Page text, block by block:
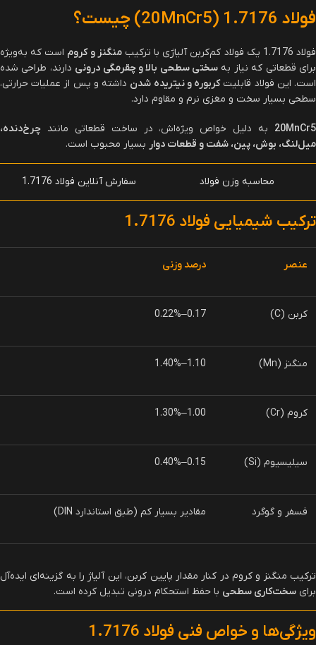
فولاد 1.7176 (20MnCr5) چیست؟
فولاد 1.7176 یک فولاد کم‌کربن آلیاژی با ترکیب منگنز و کروم است که به‌ویژه
برای قطعاتی که نیاز به سختی سطحی بالا و چقرمگی درونی دارند، طراحی شده
است. این فولاد قابلیتکربوره و نیتریده شدن داشته و پس از عملیات حرارتی،
سطحی بسیار سخت و مغزی نرم و مقاوم دارد.
20MnCr5 به دلیل خواص ویژه‌اش، در ساخت قطعاتی مانند چرخ‌دنده،
میل‌لنگ، بوش، پین، شفت و قطعات دوار بسیار محبوب است.
محاسبه وزن فولاد سفارش آنلاین فولاد 1.7176
ترکیب شیمیایی فولاد 1.7176
عنصر درصد وزنی
کربن (C) 0.17–0.22%
منگنز (Mn) 1.10–1.40%
کروم (Cr) 1.00–1.30%
سیلیسیوم (Si) 0.15–0.40%
فسفر و گوگرد مقادیر بسیار کم (طبق استاندارد DIN)
ترکیب منگنز و کروم در کنار مقدار پایین کربن، این آلیاژ را به گزینه‌ای ایده‌آل
برای سخت‌کاری سطحی با حفظ استحکام درونی تبدیل کرده است.
ویژگی‌ها و خواص فنی فولاد 1.7176